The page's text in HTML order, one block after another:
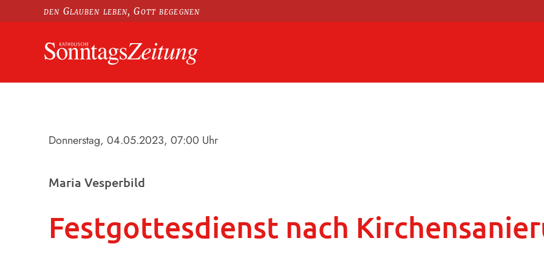
den Glauben leben, Gott begegnen
Donnerstag, 04.05.2023, 07:00 Uhr
Maria Vesperbild
Festgottesdienst nach